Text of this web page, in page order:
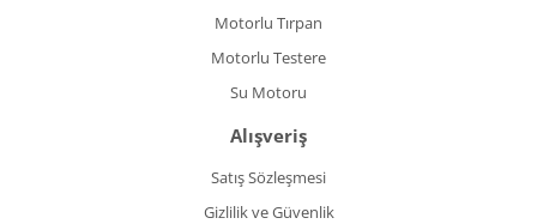
Motorlu Tırpan
Motorlu Testere
Su Motoru
Alışveriş
Satış Sözleşmesi
Gizlilik ve Güvenlik